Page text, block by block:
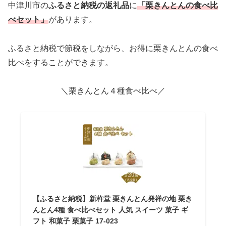
中津川市のふるさと納税の返礼品に「栗きんとんの食べ比
べセット」があります。
ふるさと納税で節税をしながら、お得に栗きんとんの食べ
比べをすることができます。
＼栗きんとん４種食べ比べ／
【ふるさと納税】新杵堂 栗きんとん発祥の地 栗き
んとん4種 食べ比べセット 人気 スイーツ 菓子 ギ
フト 和菓子 栗菓子 17-023